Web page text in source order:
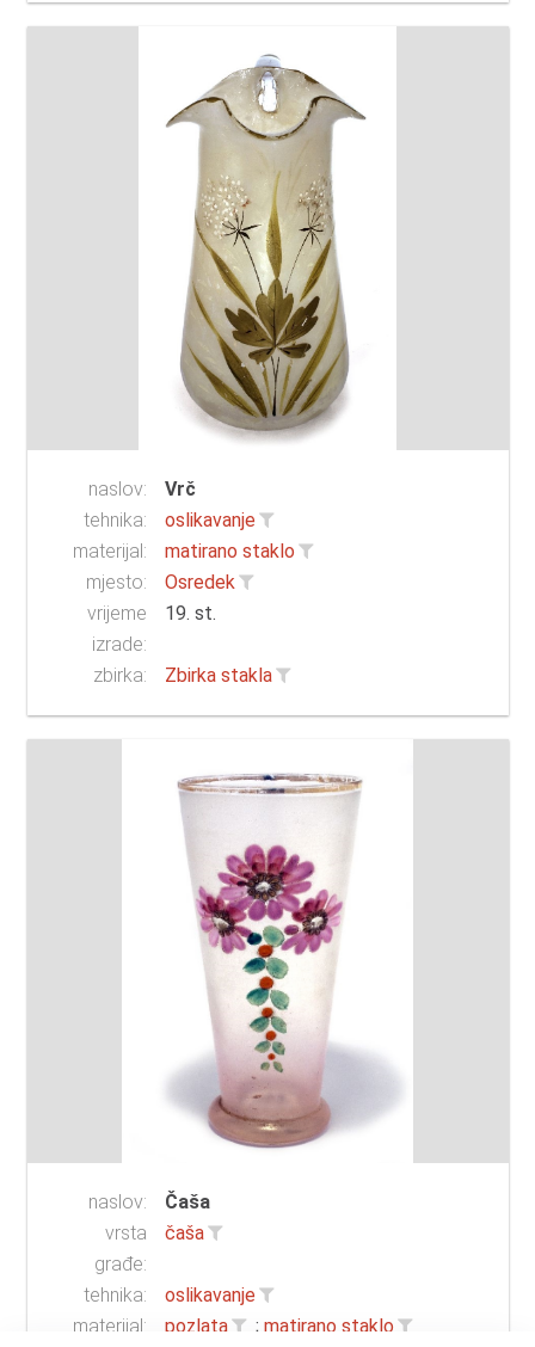
naslov:
Vrč
tehnika:
oslikavanje
materijal:
matirano staklo
mjesto:
Osredek
vrijeme
izrade:
19. st.
zbirka: Zbirka stakla
naslov:
Čaša
vrsta
građe:
čaša
tehnika:
oslikavanje
materijal:
pozlata ; matirano staklo